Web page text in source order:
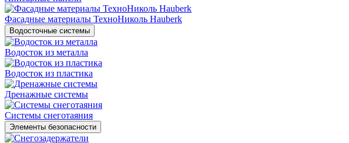
Фасадные материалы ТехноНиколь Hauberk
Водосточные системы
Водосток из металла
Водосток из пластика
Дренажные системы
Системы снеготаяния
Элементы безопасности